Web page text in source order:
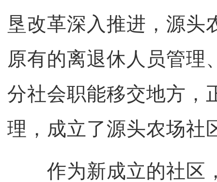
垦改革深入推进，源头
原有的离退休人员管理
分社会职能移交地方，
理，成立了源头农场社
作为新成立的社区